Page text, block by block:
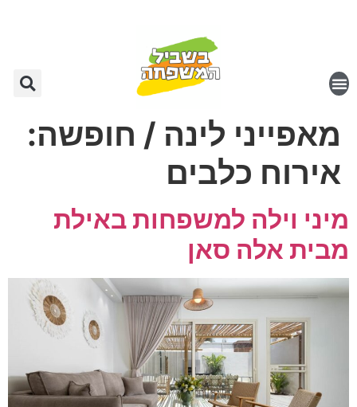
מאפייני לינה / חופשה:
אירוח כלבים
מיני וילה למשפחות באילת
מבית אלה סאן